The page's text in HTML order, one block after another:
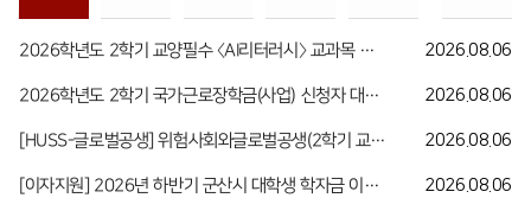
2026학년도 2학기 교양필수 〈AI리터러시〉 교과목 수강 안내 2026.08.06
2026학년도 2학기 국가근로장학금(사업) 신청자 대상 희망근로기관(근로지) 신청 안내 2026.08.06
[HUSS-글로벌공생] 위험사회와글로벌공생(2학기 교과목) 수강 신청 안내(~8월 21일까지) 2026.08.06
[이자지원] 2026년 하반기 군산시 대학생 학자금 이자 지원사업 안내 2026.08.06